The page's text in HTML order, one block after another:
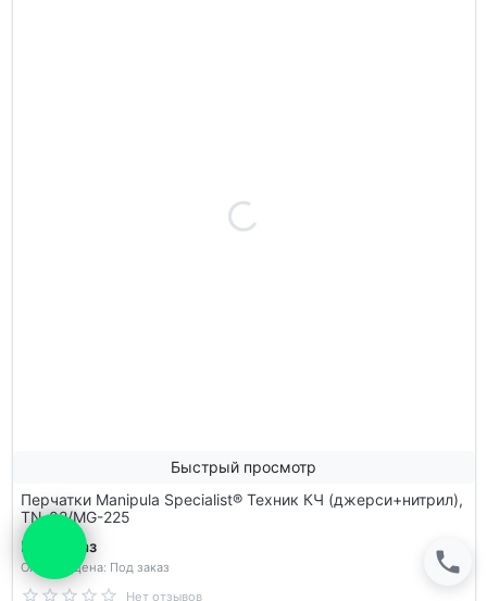
Быстрый просмотр
Перчатки Manipula Specialist® Техник КЧ (джерси+нитрил),
TN-02/MG-225
Под заказ
Оптовая цена: Под заказ
Нет отзывов